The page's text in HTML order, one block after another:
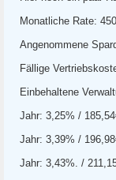
Monatliche Rate:
Angenommene
Fällige
Einbehaltene
Jahr: 3,25% /
Jahr: 3,39% /
Jahr: 3,43%. /